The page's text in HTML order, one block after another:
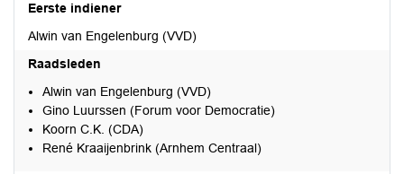
Eerste indiener
Alwin van Engelenburg (VVD)
Raadsleden
Alwin van Engelenburg (VVD)
Gino Luurssen (Forum voor Democratie)
Koorn C.K. (CDA)
René Kraaijenbrink (Arnhem Centraal)